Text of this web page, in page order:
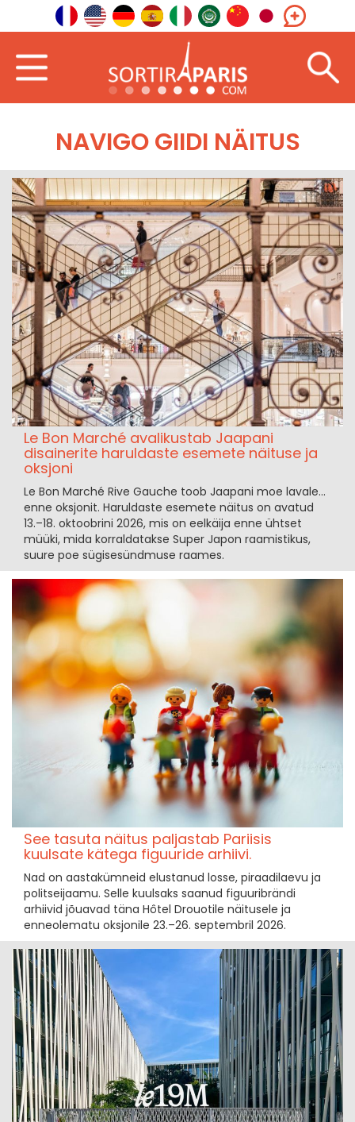
NAVIGO GIIDI NÄITUS
Le Bon Marché avalikustab Jaapani
disainerite haruldaste esemete näituse ja
oksjoni
Le Bon Marché Rive Gauche toob Jaapani moe lavale...
enne oksjonit. Haruldaste esemete näitus on avatud
13.–18. oktoobrini 2026, mis on eelkäija enne ühtset
müüki, mida korraldatakse Super Japon raamistikus,
suure poe sügisesündmuse raames.
See tasuta näitus paljastab Pariisis
kuulsate kätega figuuride arhiivi.
Nad on aastakümneid elustanud losse, piraadilaevu ja
politseijaamu. Selle kuulsaks saanud figuuribrändi
arhiivid jõuavad täna Hôtel Drouotile näitusele ja
enneolematu oksjonile 23.–26. septembril 2026.